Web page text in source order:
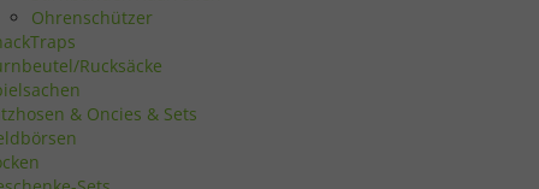
Ohrenschützer
Rucksäcke
& Oncies & Sets
Statistiken